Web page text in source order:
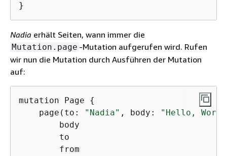
}
Nadia erhält Seiten, wann immer die
Mutation.page -Mutation aufgerufen wird. Rufen
wir nun die Mutation durch Ausführen der Mutation
auf:
mutation Page {
    page(to:
"Nadia" , body:
"Hello,
        body
        to
        from